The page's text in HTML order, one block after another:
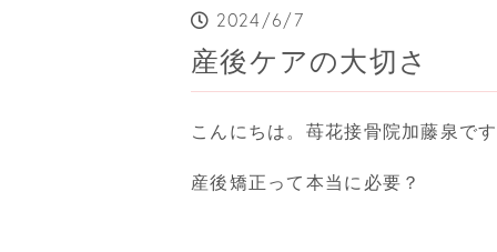
2024/6/7
産後ケアの大切さ
こんにちは。苺花接骨院加藤泉です
産後矯正って本当に必要？